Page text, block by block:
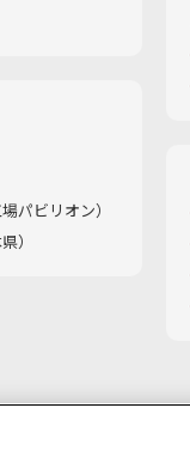
パビリオン）​
）